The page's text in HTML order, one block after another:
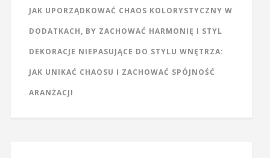
JAK UPORZĄDKOWAĆ CHAOS KOLORYSTYCZNY W
DODATKACH, BY ZACHOWAĆ HARMONIĘ I STYL
DEKORACJE NIEPASUJĄCE DO STYLU WNĘTRZA:
JAK UNIKAĆ CHAOSU I ZACHOWAĆ SPÓJNOŚĆ
ARANŻACJI